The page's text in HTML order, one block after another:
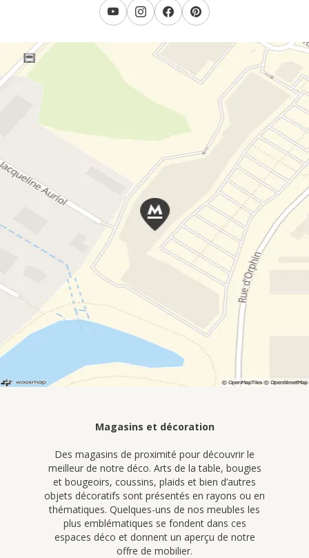
Magasins et décoration
Des magasins de proximité pour découvrir le
meilleur de notre déco. Arts de la table, bougies
et bougeoirs, coussins, plaids et bien d’autres
objets décoratifs sont présentés en rayons ou en
thématiques. Quelques-uns de nos meubles les
plus emblématiques se fondent dans ces
espaces déco et donnent un aperçu de notre
offre de mobilier.